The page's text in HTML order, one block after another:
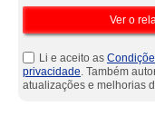
Li e aceito as
privacidade. Também
atualizações e melhorias